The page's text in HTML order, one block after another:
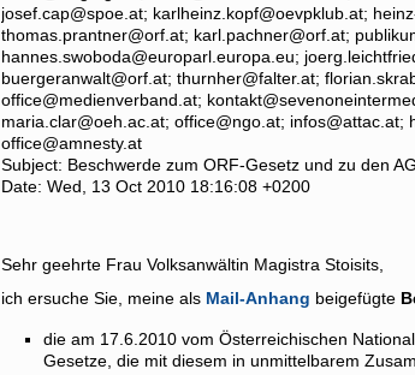
josef.cap@spoe.at; karlheinz.kopf@oevpklub.at;
thomas.prantner@orf.at; karl.pachner@orf.at;
hannes.swoboda@europarl.europa.eu;
buergeranwalt@orf.at; thurnher@falter.at;
office@medienverband.at;
maria.clar@oeh.ac.at; office@ngo.at;
office@amnesty.at
Subject: Beschwerde zum ORF-Gesetz und zu den
Date: Wed, 13 Oct 2010 18:16:08 +0200
Sehr geehrte Frau Volksanwältin Magistra Stoisits,
ich ersuche Sie, meine als Mail-Anhang beigefügte
die am 17.6.2010 vom Österreichischen
Gesetze, die mit diesem in unmittelbarem